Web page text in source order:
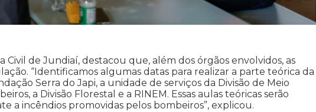
de Jundiaí, destacou que, além dos órgãos envolvidos, as
“Identificamos algumas datas para realizar a parte teórica da
Serra do Japi, a unidade de serviços da Divisão de Meio
a Divisão Florestal e a RINEM. Essas aulas teóricas serão
a incêndios promovidas pelos bombeiros”, explicou.